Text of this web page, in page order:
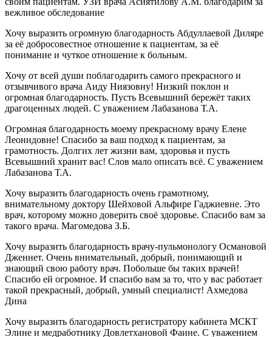
вежливое обследование
Хочу выразить огромную благодарность Абдуллаевой Диляре
за её добросовестное отношение к пациентам, за её
понимание и чуткое отношение к больным.
Хочу от всей души поблагодарить самого прекрасного и
отзывчивого врача Аиду Ниязовну! Низкий поклон и
огромная благодарность. Пусть Всевышний бережёт таких
драгоценных людей. С уважением Лабазанова Т.А.
Огромная благодарность моему прекрасному врачу Елене
Леонидовне! Спасибо за ваш подход к пациентам, за
грамотность. Долгих лет жизни вам, здоровья и пусть
Всевышний хранит вас! Слов мало описать всё. С уважением
Лабазанова Т.А.
Хочу выразить благодарность очень грамотному,
внимательному доктору Шейховой Альфире Гаджиевне. Это
врач, которому можно доверить своё здоровье. Спасибо вам за
такого врача. Магомедова З.Б.
Хочу выразить благодарность врачу-пульмонологу Османовой
Дженнет. Очень внимательный, добрый, понимающий и
знающий свою работу врач. Побольше бы таких врачей!
Спасибо ей огромное. И спасибо вам за то, что у вас работает
такой прекрасный, добрый, умный специалист! Ахмедова
Дина
Хочу выразить благодарность регистратору кабинета МСКТ
Элине и медработнику Довлетхановой Фаине. С уважением